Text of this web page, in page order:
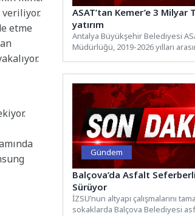
etme
ASAT’tan Kemer’e 3 Milyar
yatırım
Antalya Büyükşehir Belediyesi
Müdürlüğü, 2019-2026 yılları
Gündem
Balçova’da Asfalt
Sürüyor
İZSU’nun altyapı çalışmalarını
sokaklarda Balçova Belediyesi